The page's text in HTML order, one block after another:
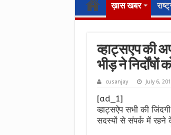
ख़ास खबर
व्हाट्सएप की
भीड़ ने निर्दोंषों
cusanjay July 6,
[ad_1]
व्हाट्सऐप सभी की
सदस्यों से संपर्क में रहने